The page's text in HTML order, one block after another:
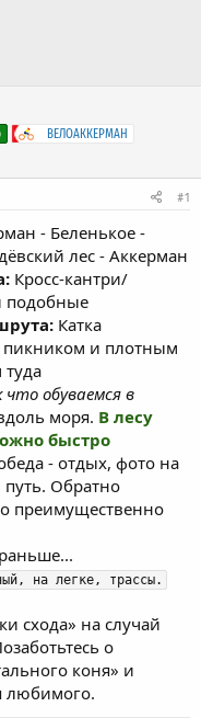
ВЕЛОАККЕРМАН
#1
- Беленькое -
лес - Аккерман
Кросс-кантри/
подобные
Катка
пикником и плотным
что обуваемся в
моря. В лесу
быстро
- отдых, фото на
Обратно
преимущественно
на легке, трассы.
схода» на случай
о
коня» и
любимого.